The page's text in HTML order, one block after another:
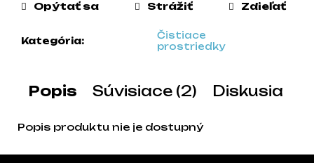
Kategória:
Čistiace
prostriedky
Opýtať sa Strážiť Zdieľať
Popis Súvisiace (2) Diskusia
Popis produktu nie je dostupný